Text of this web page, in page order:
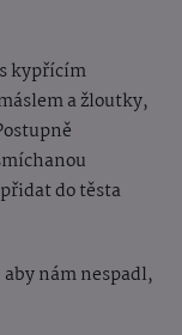
kypřícím
a žloutky,
do těsta
nám nespadl,